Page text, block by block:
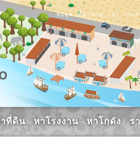
ข้อมูล, ซื้อ, ขาย, เช่า, โรง
ที่ดิน หาโรงงาน หาโกดัง ร